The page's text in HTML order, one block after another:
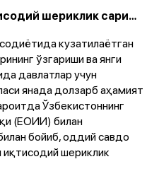
шериклик сари…
кузатилаётган
ўзгариши ва янги
давлатлар учун
янада долзарб аҳамият
Ўзбекистоннинг
(ЕОИИ) билан
бойиб, оддий савдо
шериклик